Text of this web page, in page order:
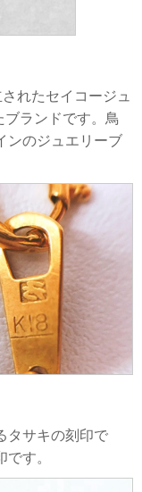
れたセイコージュ
ランドです。鳥
ンのジュエリーブ
タサキの刻印で
す。